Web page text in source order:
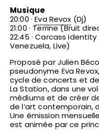
Musique
20:00 ·Eva Revox (Dj)
21:00 · Terrine (Bruit
22:45 · Carcass
Venezuela, Live)
Proposé par Julien
pseudonyme Eva
cycle de concerts et
La Station, dans une
médiums et de créer
de l’art contemporain,
Une émission
est animée par ce